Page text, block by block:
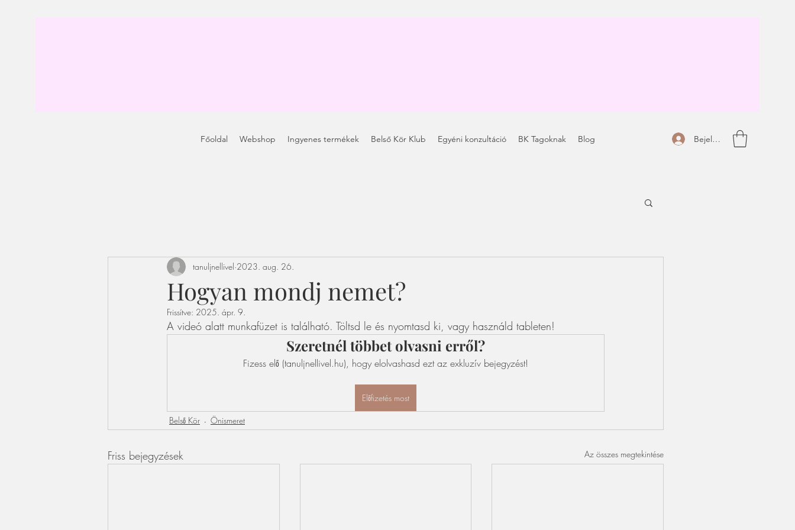
Főoldal Webshop Ingyenes termékek Belső Kör Klub Egyéni konzultáció BK Tagoknak Blog Bejelentkezés
Hogyan mondj nemet?
tanuljnellivel 2023. aug. 26.
Frissítve: 2025. ápr. 9.
A videó alatt munkafüzet is található. Töltsd le és nyomtasd ki, vagy használd tableten!
Szeretnél többet olvasni erről?
Fizess elő (tanuljnellivel.hu), hogy elolvashasd ezt az exkluzív bejegyzést!
Előfizetés most
Belső Kör Önismeret
Friss bejegyzések Az összes megtekintése